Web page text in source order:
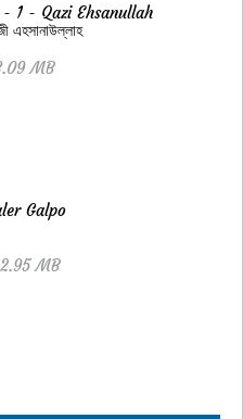
- 1 - Qazi Ehsanullah
এহসানাউল্লাহ
MB
Galpo
MB